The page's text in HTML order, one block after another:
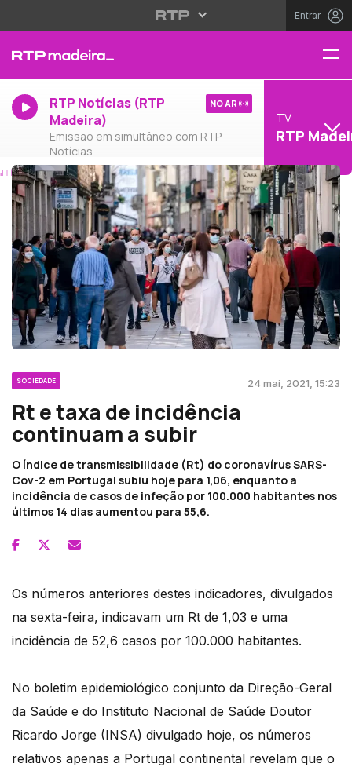
Entrar
RTP Notícias (RTP
Madeira)
Emissão em simultâneo com RTP
Notícias
NO AR
TV
RTP
SOCIEDADE 24 mai, 2021, 15:23
Rt e taxa de incidência
continuam a subir
O índice de transmissibilidade (Rt) do coronavírus SARS-
Cov-2 em Portugal subiu hoje para 1,06, enquanto a
incidência de casos de infeção por 100.000 habitantes nos
últimos 14 dias aumentou para 55,6.
Os números anteriores destes indicadores, divulgados
na sexta-feira, indicavam um Rt de 1,03 e uma
incidência de 52,6 casos por 100.000 habitantes.
No boletim epidemiológico conjunto da Direção-Geral
da Saúde e do Instituto Nacional de Saúde Doutor
Ricardo Jorge (INSA) divulgado hoje, os números
relativos apenas a Portugal continental revelam que o